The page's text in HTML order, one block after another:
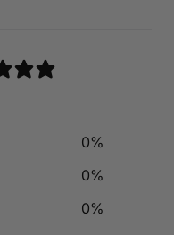
0%
0%
0%